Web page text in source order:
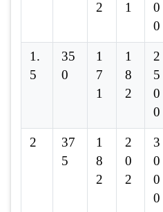
2
1
0
0
1.
5
35
0
1
7
1
1
8
2
2
5
0
0
2
37
5
1
8
2
2
0
2
3
0
0
0